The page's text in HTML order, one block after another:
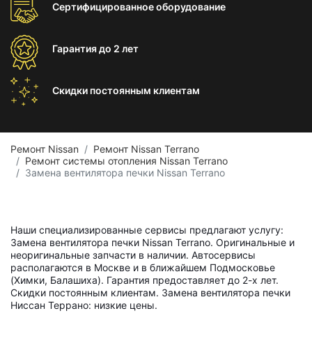
Сертифицированноеоборудование
Гарантиядо 2 лет
Скидки постоянным клиентам
Ремонт Nissan
Ремонт Nissan Terrano
Ремонт системы отопления Nissan Terrano
Замена вентилятора печки Nissan Terrano
Наши специализированные сервисы предлагают услугу:
Замена вентилятора печки Nissan Terrano. Оригинальные и
неоригинальные запчасти в наличии. Автосервисы
располагаются в Москве и в ближайшем Подмосковье
(Химки, Балашиха). Гарантия предоставляет до 2-х лет.
Скидки постоянным клиентам. Замена вентилятора печки
Ниссан Террано: низкие цены.